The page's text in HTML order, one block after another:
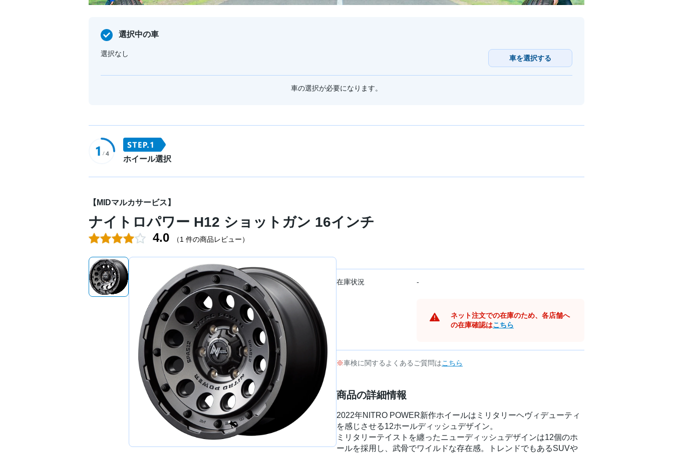
選択中の車
選択なし
車を選択する
車の選択が必要になります。
ホイール選択
【MIDマルカサービス】
ナイトロパワー H12 ショットガン 16インチ
4.0 （1 件の商品レビュー）
在庫状況 -
ネット注文での在庫のため、各店舗へ
の在庫確認はこちら
車検に関するよくあるご質問はこちら
商品の詳細情報
2022年NITRO POWER新作ホイールはミリタリーヘヴィデューティ
を感じさせる12ホールディッシュデザイン。
ミリタリーテイストを纏ったニューディッシュデザインは12個のホ
ールを採用し、武骨でワイルドな存在感。トレンドでもあるSUVや